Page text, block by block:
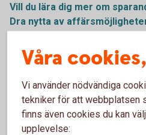
Vill du lära dig mer om
Dra nytta av
Revansch för Ny Teknik? - 24
Förbered företaget inför
till hållbarhet! - 17april
Breakit x Swedbank:
april
Trade Finance - 11
Våra
Vi använder nödvändiga
tekniker för att webbplatsen
finns även cookies du kan
upplevelse: